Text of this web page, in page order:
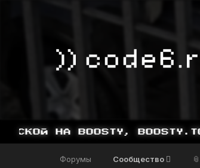
Форумы Сообщество